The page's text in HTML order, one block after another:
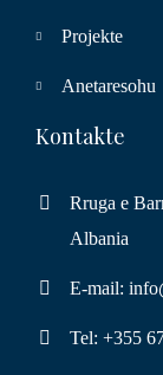
Projekte
Anetaresohu
Kontakte
Rruga e
Albania
E-mail:
Tel: +355